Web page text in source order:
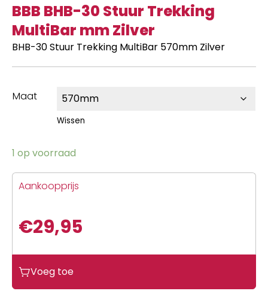
BBB BHB-30 Stuur Trekking
MultiBar mm Zilver
BHB-30 Stuur Trekking MultiBar 570mm Zilver
Maat
Wissen
1 op voorraad
Aankoopprijs
€29,95
Voeg toe